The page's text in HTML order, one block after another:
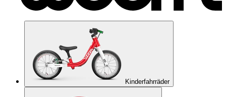
Kinderfahrräder